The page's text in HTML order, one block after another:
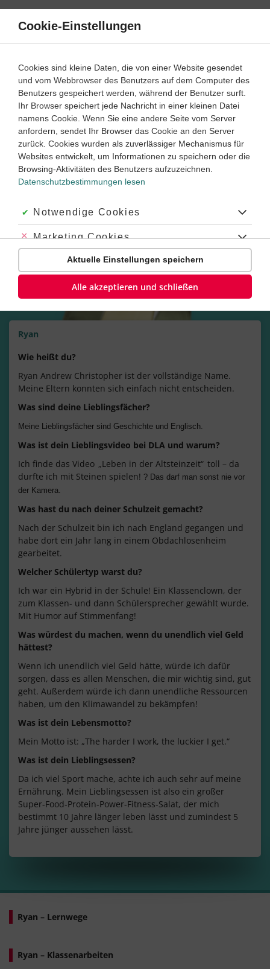
Direkt
Inhalt
Ryan
Wie heißt du?
Ryan Andrew Christopher ist der vollständige Name.
Meine Eltern konnten sich einfach nicht entscheiden.
Was sind deine Lieblingsfächer?
Meine Lieblingsfächer sind Geschichte und Englisch.
Was ist dein Lieblingsvideo bei DLA und warum?
Ich finde das Video „Leben in der Altsteinzeit“ toll – da
durfte ich mit Steinen spielen! ? Das darf man sonst nie vor
der Kamera.
Was hast du nach deiner Schulzeit gemacht?
Nach der Schulzeit bin ich nach England gegangen und
habe dort ein Jahr lang in einem Obdachlosenheim
gearbeitet.
Welcher Schülertyp warst du?
Ich war ein Hybrid in der Schule! Ein Klassenclown, der
zum Klassen- und dann Schülersprecher gewählt wurde.
Mit Humor auf Stimmenfang!
Was würdest du machen, wenn du unendlich viel Geld
hättest?
Wenn ich unendlich viel Geld hätte, würde ich dafür
sorgen, dass es allen Menschen, die mir wichtig sind, gut
geht. Außerdem würde ich dann unendliche Ressourcen
haben, um den Klimawandel zu bekämpfen!
Was ist dein Lebensmotto?
Mein Motto ist: „The harder I work, the luckier I get.“
Was ist dein Lieblingsessen?
Da ich viel Sport mache, achte ich auch sehr auf meine
Ernährung. Mein Lieblingsessen ist also ein großer
Super-Food-Protein-Power-Fitness-Salat, der mich
bestimmt 10 Jahre länger leben lässt und zumindest 5
Jahre jünger aussehen lässt.
Ryan – Lernwege
Ryan – Klassenarbeiten
Cookie-Einstellungen
Cookies sind kleine Daten, die von einer Website gesendet
und vom Webbrowser des Benutzers auf dem Computer des
Benutzers gespeichert werden, während der Benutzer surft.
Ihr Browser speichert jede Nachricht in einer kleinen Datei
namens Cookie. Wenn Sie eine andere Seite vom Server
anfordern, sendet Ihr Browser das Cookie an den Server
zurück. Cookies wurden als zuverlässiger Mechanismus für
Websites entwickelt, um Informationen zu speichern oder die
Browsing-Aktivitäten des Benutzers aufzuzeichnen.
Datenschutzbestimmungen lesen
Akzeptiert:
Notwendige Cookies
Abgelehnt:
Marketing Cookies
Abgelehnt:
Personalisierungs-Cookies
Aktuelle Einstellungen speichern
Alle akzeptieren und schließen